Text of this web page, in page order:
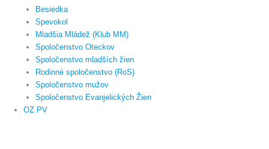
Besiedka
Spevokol
Mladšia Mládež (Klub MM)
Spoločenstvo Oteckov
Spoločenstvo mladších žien
Rodinné spoločenstvo (RoS)
Spoločenstvo mužov
Spoločenstvo Evanjelických Žien
OZ PV